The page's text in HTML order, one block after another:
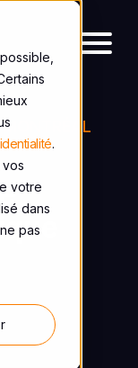
.
votre
dans
pas
MONTRÉAL